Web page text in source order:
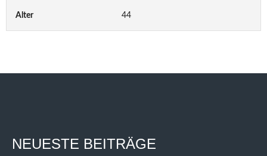
Alter 44
NEUESTE BEITRÄGE